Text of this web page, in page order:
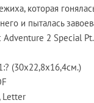
которая
и пыталась
2 Special
(30х22,8х16,4см.)
Letter